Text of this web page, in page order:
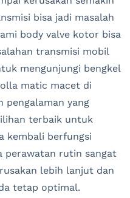
bisa jadi masalah
body valve kotor bisa
transmisi mobil
mengunjungi bengkel
matic macet di
pengalaman yang
terbaik untuk
kembali berfungsi
perawatan rutin sangat
lebih lanjut dan
tetap optimal.